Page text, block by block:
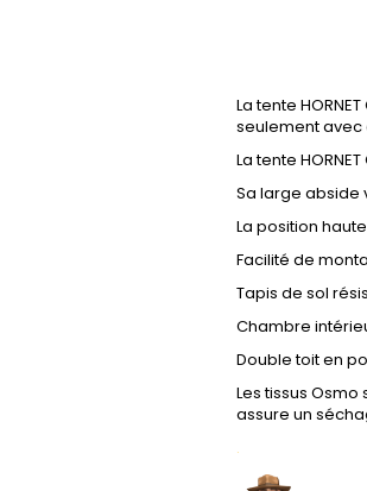
La tente
seulement
La tente
Sa large abside
La position
Facilité de
Tapis de sol
Chambre
Double toit en
Les tissus
assure un
.